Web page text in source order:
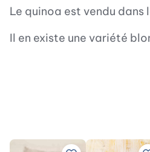
Le quinoa est vendu dans
Il en existe une variété